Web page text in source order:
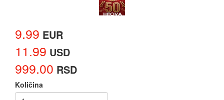
9.99 EUR
11.99 USD
999.00 RSD
Količina